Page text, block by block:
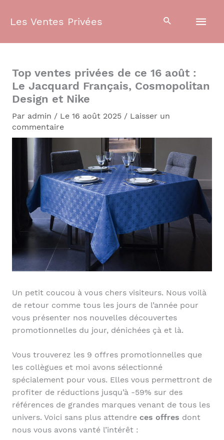
Les Ventes Privées
Top ventes privées de ce 16 août :
Le Jacquard Français, Cosmopolitan
Design et Nike
Par admin / Le 16 août 2025 / Laisser un
commentaire
Un petit coucou à vous chers visiteurs. Nous voilà
de retour comme tous les jours de l’année pour
vous présenter nos nouvelles découvertes
promotionnelles du jour, dénichées çà et là.
Vous trouverez les 9 offres promotionnelles que
les collègues et moi avons sélectionné
spécialement pour vous. Elles vous permettront de
profiter de réductions jusqu’à -59% sur des
références de grandes marques venant de tous les
univers. Voici sans plus attendre ces offres dont
nous vous avons vanté l’intérêt :